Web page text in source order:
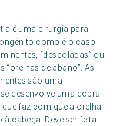
é uma cirurgia para
como é o caso
“descoladas” ou
de abano”. As
são uma
desenvolve uma dobra
faz com que a orelha
cabeça. Deve ser feita